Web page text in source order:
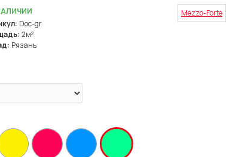
Doc-gr
2м²
Рязань
Mezzo-Forte